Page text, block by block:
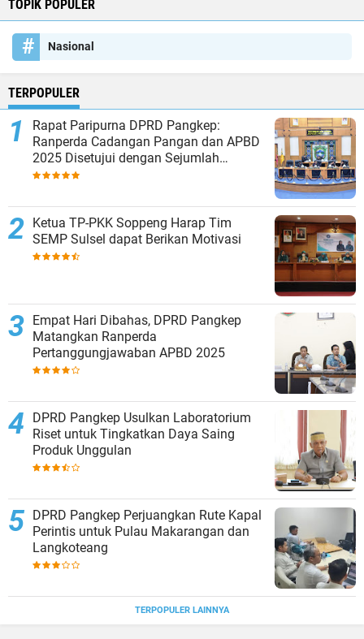
TOPIK POPULER
Nasional
TERPOPULER
Rapat Paripurna DPRD Pangkep:
Ranperda Cadangan Pangan dan APBD
2025 Disetujui dengan Sejumlah
Catatan
Ketua TP-PKK Soppeng Harap Tim
SEMP Sulsel dapat Berikan Motivasi
Empat Hari Dibahas, DPRD Pangkep
Matangkan Ranperda
Pertanggungjawaban APBD 2025
DPRD Pangkep Usulkan Laboratorium
Riset untuk Tingkatkan Daya Saing
Produk Unggulan
DPRD Pangkep Perjuangkan Rute Kapal
Perintis untuk Pulau Makarangan dan
Langkoteang
TERPOPULER LAINNYA